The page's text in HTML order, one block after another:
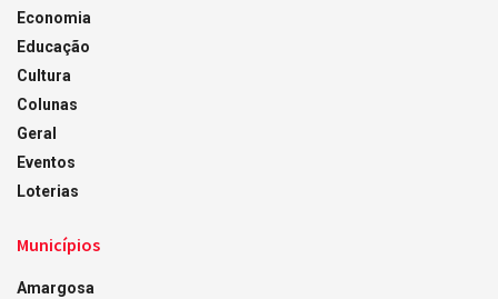
Economia
Educação
Cultura
Colunas
Geral
Eventos
Loterias
Municípios
Amargosa